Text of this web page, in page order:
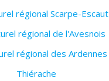
régional Scarpe-Escaut
régional de l'Avesnois
régional des Ardennes
Thiérache